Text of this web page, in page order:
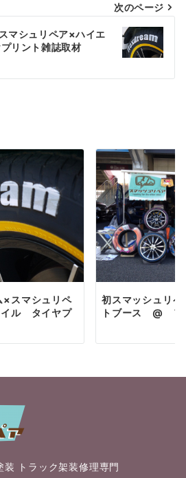
次のページ
マシュリペア×ハイエ
リント雑誌取材
×スマシュリペ
イル タイヤプ
初スマッシュリ
トブース @ ア
装 トラック架装修理専門